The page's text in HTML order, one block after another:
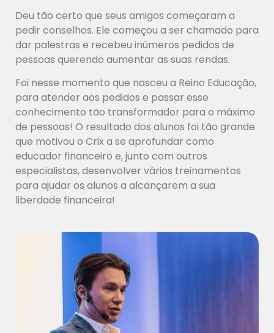
Deu tão certo que seus amigos começaram a
pedir conselhos. Ele começou a ser chamado para
dar palestras e recebeu inúmeros pedidos de
pessoas querendo aumentar as suas rendas.
Foi nesse momento que nasceu a Reino Educação,
para atender aos pedidos e passar esse
conhecimento tão transformador para o máximo
de pessoas! O resultado dos alunos foi tão grande
que motivou o Crix a se aprofundar como
educador financeiro e, junto com outros
especialistas, desenvolver vários treinamentos
para ajudar os alunos a alcançarem a sua
liberdade financeira!